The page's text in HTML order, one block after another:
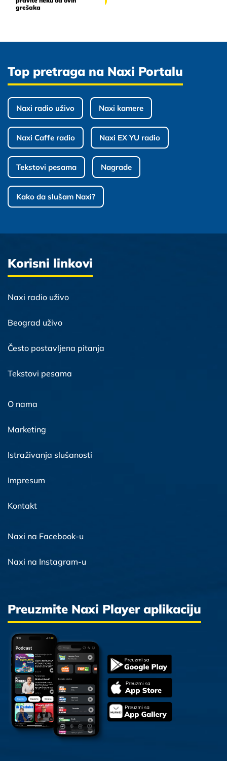
grešaka
Top pretraga na Naxi Portalu
Naxi radio uživo Naxi kamere
Naxi Caffe radio Naxi EX YU radio
Tekstovi pesama Nagrade
Kako da slušam Naxi?
Korisni linkovi
Naxi radio uživo
Beograd uživo
Često postavljena pitanja
Tekstovi pesama
O nama
Marketing
Istraživanja slušanosti
Impresum
Kontakt
Naxi na Facebook-u
Naxi na Instagram-u
Preuzmite Naxi Player aplikaciju